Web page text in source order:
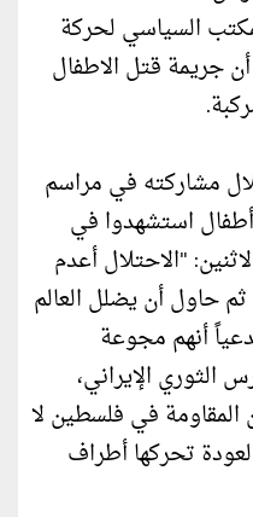
السياسي لحركة
جريمة قتل الاطفال
مشاركته في مراسم
استشهدوا في
"الاحتلال أعدم
ثم حاول أن يضلل العالم
أنهم مجوعة
الإيراني،
المقاومة في فلسطين لا
تحركها أطراف